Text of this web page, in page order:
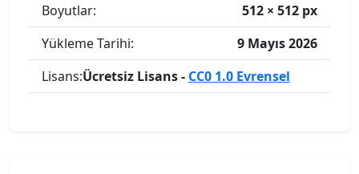
Boyutlar:
512 × 512 px
Yükleme Tarihi:
9 Mayıs 2026
Lisans:Ücretsiz Lisans - CC0 1.0 Evrensel